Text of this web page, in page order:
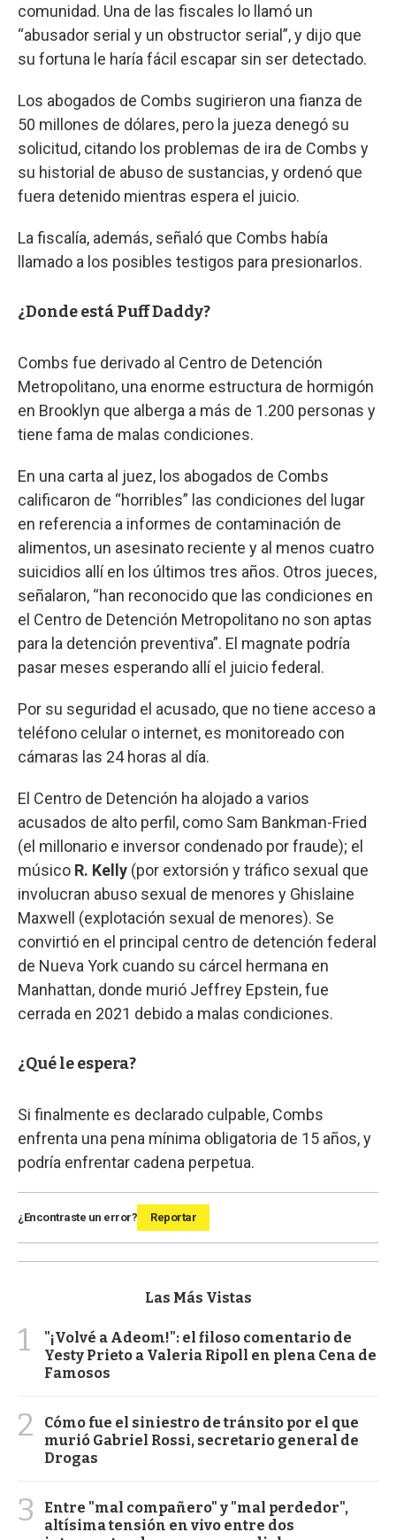
comunidad. Una de las fiscales lo llamó un
“abusador serial y un obstructor serial”, y dijo que
su fortuna le haría fácil escapar sin ser detectado.
Los abogados de Combs sugirieron una fianza de
50 millones de dólares, pero la jueza denegó su
solicitud, citando los problemas de ira de Combs y
su historial de abuso de sustancias, y ordenó que
fuera detenido mientras espera el juicio.
La fiscalía, además, señaló que Combs había
llamado a los posibles testigos para presionarlos.
¿Donde está Puff Daddy?
Combs fue derivado al Centro de Detención
Metropolitano, una enorme estructura de hormigón
en Brooklyn que alberga a más de 1.200 personas y
tiene fama de malas condiciones.
En una carta al juez, los abogados de Combs
calificaron de “horribles” las condiciones del lugar
en referencia a informes de contaminación de
alimentos, un asesinato reciente y al menos cuatro
suicidios allí en los últimos tres años. Otros jueces,
señalaron, “han reconocido que las condiciones en
el Centro de Detención Metropolitano no son aptas
para la detención preventiva”. El magnate podría
pasar meses esperando allí el juicio federal.
Por su seguridad el acusado, que no tiene acceso a
teléfono celular o internet, es monitoreado con
cámaras las 24 horas al día.
El Centro de Detención ha alojado a varios
acusados de alto perfil, como Sam Bankman-Fried
(el millonario e inversor condenado por fraude); el
músico R. Kelly (por extorsión y tráfico sexual que
involucran abuso sexual de menores y Ghislaine
Maxwell (explotación sexual de menores). Se
convirtió en el principal centro de detención federal
de Nueva York cuando su cárcel hermana en
Manhattan, donde murió Jeffrey Epstein, fue
cerrada en 2021 debido a malas condiciones.
¿Qué le espera?
Si finalmente es declarado culpable, Combs
enfrenta una pena mínima obligatoria de 15 años, y
podría enfrentar cadena perpetua.
¿Encontraste un error? Reportar
Las Más Vistas
1
"¡Volvé a Adeom!": el filoso comentario de
Yesty Prieto a Valeria Ripoll en plena Cena de
Famosos
2
Cómo fue el siniestro de tránsito por el que
murió Gabriel Rossi, secretario general de
Drogas
3
Entre "mal compañero" y "mal perdedor",
altísima tensión en vivo entre dos